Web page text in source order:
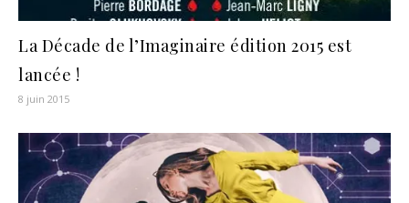
La Décade de l’Imaginaire édition 2015 est
lancée !
8 juin 2015